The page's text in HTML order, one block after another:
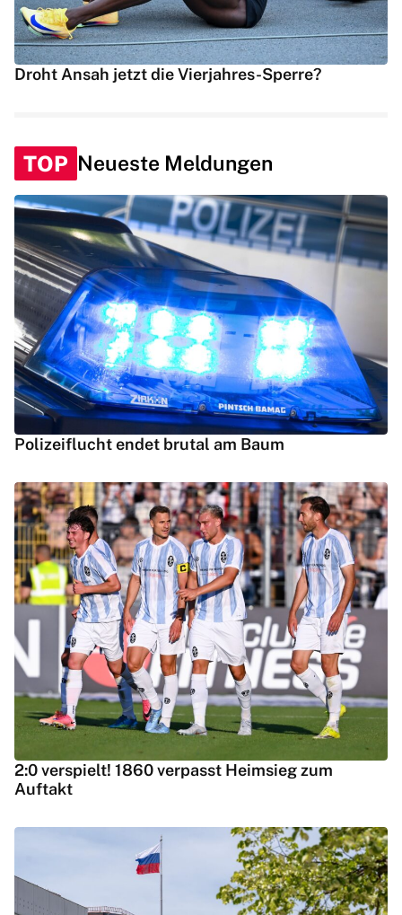
Droht Ansah jetzt die Vierjahres-Sperre?
TOP Neueste Meldungen
Polizeiflucht endet brutal am Baum
2:0 verspielt! 1860 verpasst Heimsieg zum
Auftakt